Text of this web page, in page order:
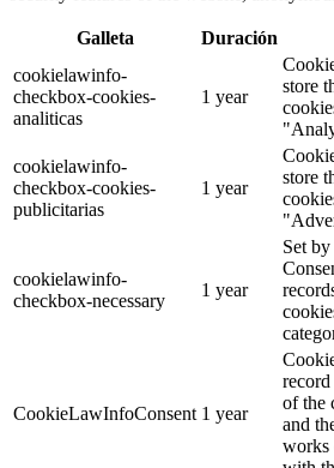
Galleta Duración
cookielawinfo-
checkbox-cookies-
analiticas
1 year
store
cookielawinfo-
checkbox-cookies-
publicitarias
1 year
store
cookielawinfo-
checkbox-necessary
1 year
Set
CookieLawInfoConsent 1 year
of the
and
works